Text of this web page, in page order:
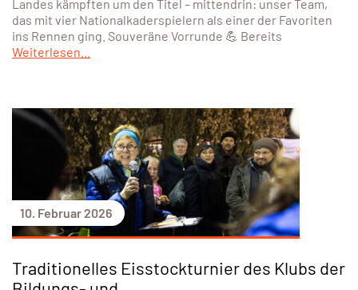
Landes kämpften um den Titel – mittendrin: unser Team,
das mit vier Nationalkaderspielern als einer der Favoriten
ins Rennen ging. Souveräne Vorrunde 💪 Bereits
Weiterlesen...
10. Februar 2026
Traditionelles Eisstockturnier des Klubs der